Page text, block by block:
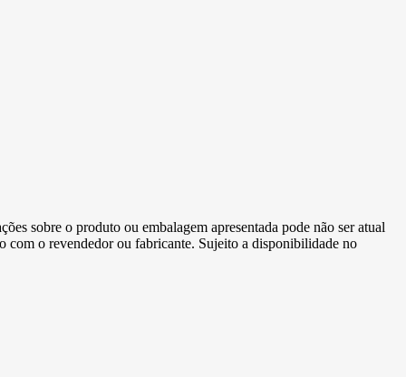
sobre o produto ou embalagem apresentada pode não ser atual
com o revendedor ou fabricante. Sujeito a disponibilidade no